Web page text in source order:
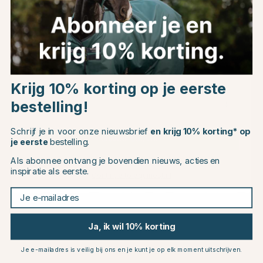
SHIRES
Trailerlijn Blauw
€13.46 €14.95
Beoordeling: (10)
SHIRES
Trailerlijn Groen
€13.46 €14.95
10
SHIRES
SHIRES
Choose country
EU
Krijg 10% korting op je eerste
bestelling!
Schrijf je in voor onze nieuwsbrief en krijg 10% korting* op
je eerste bestelling.
Als abonnee ontvang je bovendien nieuws, acties en
inspiratie als eerste.
Je e-mailadres
Ja, ik wil 10% korting
Je e-mailadres is veilig bij ons en je kunt je op elk moment uitschrijven.